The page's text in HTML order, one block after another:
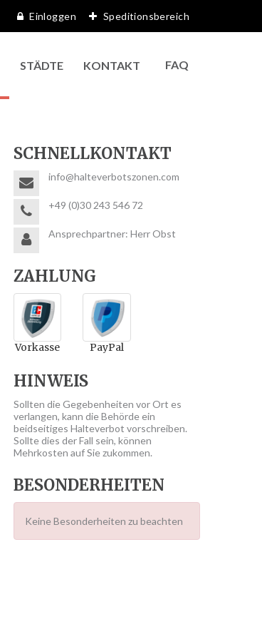
Einloggen Speditionsbereich
STÄDTE KONTAKT FAQ
SCHNELLKONTAKT
info@halteverbotszonen.com
+49 (0)30 243 546 72
Ansprechpartner: Herr Obst
ZAHLUNG
Vorkasse PayPal
HINWEIS
Sollten die Gegebenheiten vor Ort es
verlangen, kann die Behörde ein
beidseitiges Halteverbot vorschreiben.
Sollte dies der Fall sein, können
Mehrkosten auf Sie zukommen.
BESONDERHEITEN
Keine Besonderheiten zu beachten